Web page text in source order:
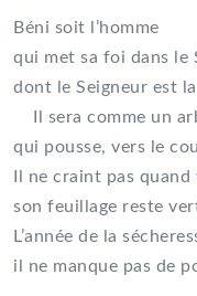
Béni soit l’homme
qui met sa foi dans le
dont le Seigneur est
Il sera comme un
qui pousse, vers le
Il ne craint pas
son feuillage reste
L’année de la
il ne manque pas de